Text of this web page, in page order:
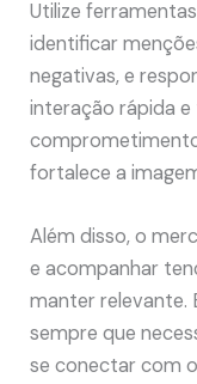
Utilize
identificar
negativas, e
interação rápida
fortalece a
Além disso, o
e acompanhar
manter relevante.
sempre que
se conectar com